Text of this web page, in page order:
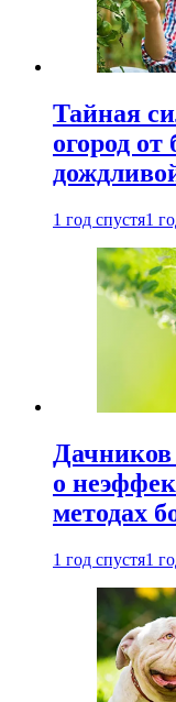
Тайная
огород
1 год спустя1
о
методах
1 год спустя1